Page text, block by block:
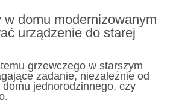
w domu modernizowanym
urządzenie do starej
grzewczego w starszym
zadanie, niezależnie od
jednorodzinnego, czy